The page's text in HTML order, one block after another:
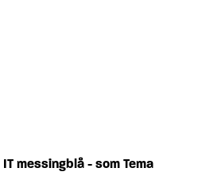
messingblå - som Tema